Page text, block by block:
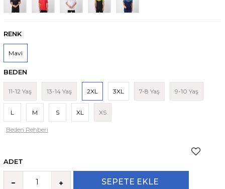
RENK
Mavi
BEDEN
11-12 Yaş 13-14 Yaş 2XL 3XL 7-8 Yaş 9-10 Yaş
L M S XL XS
Beden Rehberi
ADET